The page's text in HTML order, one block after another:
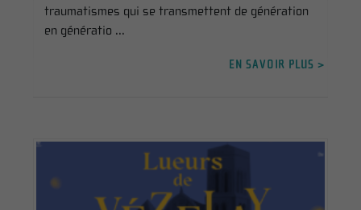
traumatismes qui se transmettent de génération
en génératio ...
EN SAVOIR PLUS >